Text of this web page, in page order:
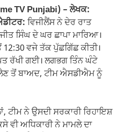
TV Punjabi) –ਲੇਖਕ:
ਵਿਜੀਲੈਂਸ ਨੇ ਦੇਰ ਰਾਤ
ਸਿੰਘ ਦੇ ਘਰ ਛਾਪਾ ਮਾਰਿਆ।
ਵਜੇ ਤੱਕ ਪੁੱਛਗਿੱਛ ਕੀਤੀ।
ਰੱਖੀ ਗਈ। ਲਗਭਗ ਤਿੰਨ ਘੰਟੇ
ਤੋਂ ਬਾਅਦ, ਟੀਮ ਐਸਡੀਐਮ ਨੂੰ
ਟੀਮ ਨੇ ਉਸਦੀ ਸਰਕਾਰੀ ਰਿਹਾਇਸ਼
ਵੀ ਅਧਿਕਾਰੀ ਨੇ ਮਾਮਲੇ ਦਾ